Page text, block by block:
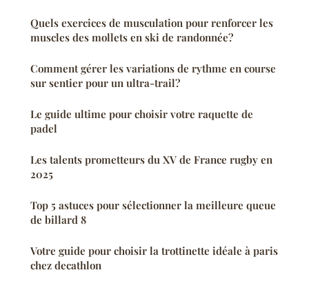
Quels exercices de musculation pour renforcer les
muscles des mollets en ski de randonnée?
Comment gérer les variations de rythme en course
sur sentier pour un ultra-trail?
Le guide ultime pour choisir votre raquette de
padel
Les talents prometteurs du XV de France rugby en
2025
Top 5 astuces pour sélectionner la meilleure queue
de billard 8
Votre guide pour choisir la trottinette idéale à paris
chez decathlon